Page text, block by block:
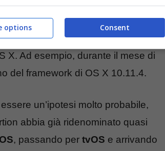
volta che viene trovato il
X. Ad esempio, durante il mese di
del framework di OS X 10.11.4.
un’ipotesi molto probabile,
abbia già ridenominato quasi
, passando per tvOS e arrivando
Consent
options